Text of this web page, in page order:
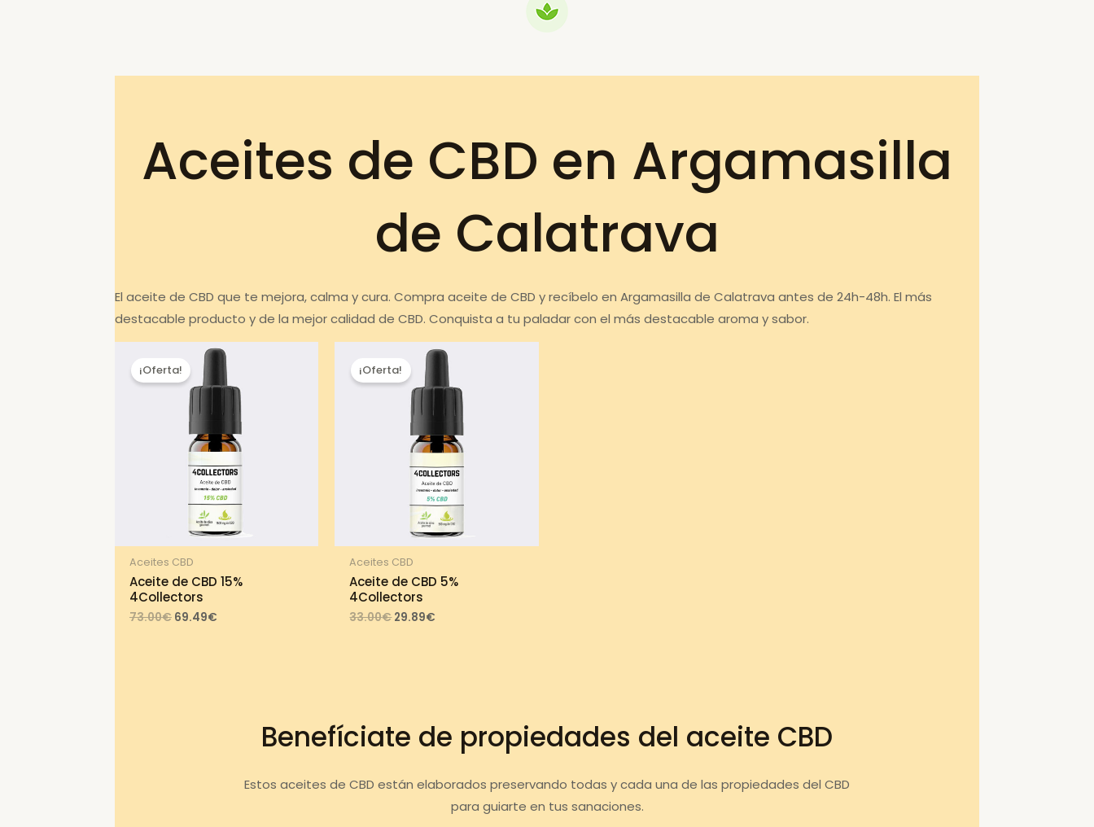
Aceites de CBD en Argamasilla
de Calatrava
El aceite de CBD que te mejora, calma y cura. Compra aceite de CBD y recíbelo en Argamasilla de Calatrava antes de 24h-48h. El más
destacable producto y de la mejor calidad de CBD. Conquista a tu paladar con el más destacable aroma y sabor.
¡Oferta!
Aceites CBD
Aceite de CBD 15%
4Collectors
73.00€ Original
69.49€Current
¡Oferta!
Aceites CBD
Aceite de CBD 5%
4Collectors
33.00€Original
29.89€
Benefíciate de propiedades del aceite CBD
Estos aceites de CBD están elaborados preservando todas y cada una de las propiedades del CBD
para guiarte en tus sanaciones.